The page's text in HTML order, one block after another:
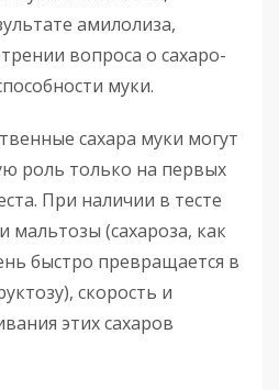
амилолиза,
вопроса о сахаро-
муки.
сахара муки могут
роль только на первых
При наличии в тесте
мальтозы (сахароза, как
быстро превращается в
скорость и
этих сахаров